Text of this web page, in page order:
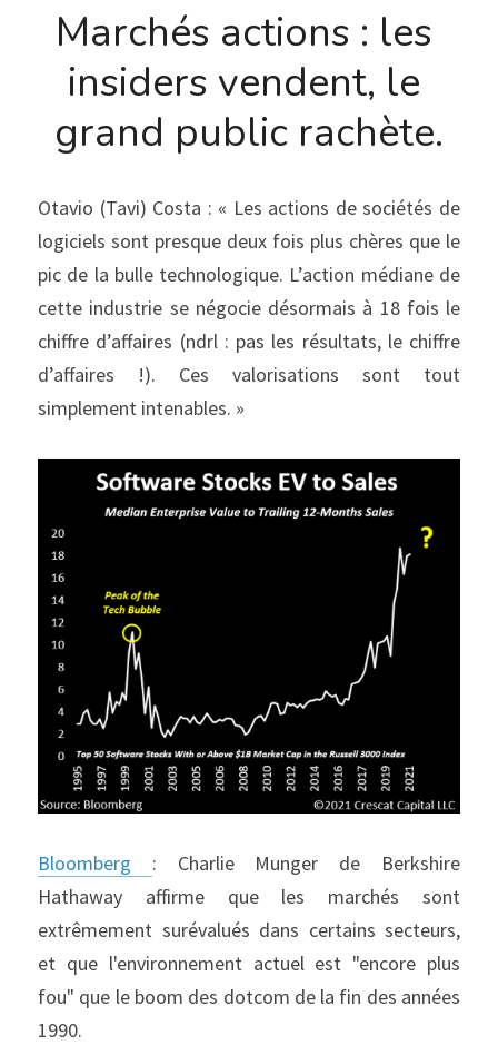
Marchés actions : les
insiders vendent, le
grand public rachète.
Otavio (Tavi) Costa : « Les actions de sociétés de
logiciels sont presque deux fois plus chères que le
pic de la bulle technologique. L’action médiane de
cette industrie se négocie désormais à 18 fois le
chiffre d’affaires (ndrl : pas les résultats, le chiffre
d’affaires !). Ces valorisations sont tout
simplement intenables. »
Bloomberg : Charlie Munger de Berkshire
Hathaway affirme que les marchés sont
extrêmement surévalués dans certains secteurs,
et que l'environnement actuel est "encore plus
fou" que le boom des dotcom de la fin des années
1990.